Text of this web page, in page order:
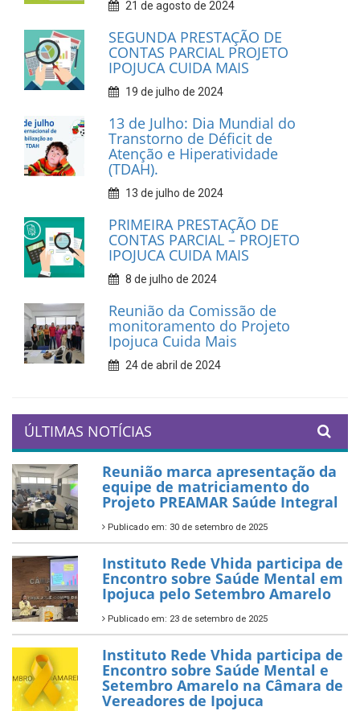
21 de agosto de 2024
SEGUNDA PRESTAÇÃO DE
CONTAS PARCIAL PROJETO
IPOJUCA CUIDA MAIS
19 de julho de 2024
13 de Julho: Dia Mundial do
Transtorno de Déficit de
Atenção e Hiperatividade
(TDAH).
13 de julho de 2024
PRIMEIRA PRESTAÇÃO DE
CONTAS PARCIAL – PROJETO
IPOJUCA CUIDA MAIS
8 de julho de 2024
Reunião da Comissão de
monitoramento do Projeto
Ipojuca Cuida Mais
24 de abril de 2024
ÚLTIMAS NOTÍCIAS
Reunião marca apresentação da
equipe de matriciamento do
Projeto PREAMAR Saúde Integral
Publicado em: 30 de setembro de 2025
Instituto Rede Vhida participa de
Encontro sobre Saúde Mental em
Ipojuca pelo Setembro Amarelo
Publicado em: 23 de setembro de 2025
Instituto Rede Vhida participa de
Encontro sobre Saúde Mental e
Setembro Amarelo na Câmara de
Vereadores de Ipojuca